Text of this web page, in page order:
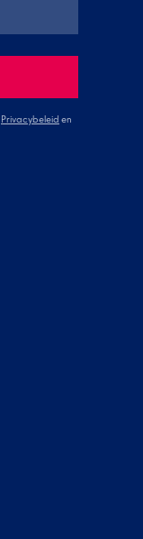
Privacybeleid en